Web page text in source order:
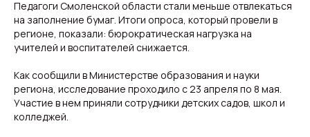
Педагоги Смоленской области стали меньше отвлекаться
на заполнение бумаг. Итоги опроса, который провели в
регионе, показали: бюрократическая нагрузка на
учителей и воспитателей снижается.
Как сообщили в Министерстве образования и науки
региона, исследование проходило с 23 апреля по 8 мая.
Участие в нем приняли сотрудники детских садов, школ и
колледжей.